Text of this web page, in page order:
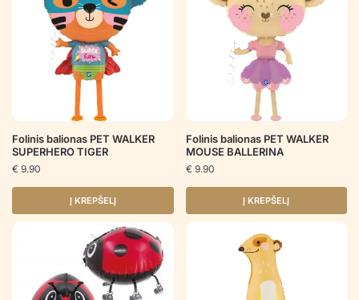
Folinis balionas PET WALKER
SUPERHERO TIGER
€ 9.90
Į KREPŠELĮ
Folinis balionas PET WALKER
MOUSE BALLERINA
€ 9.90
Į KREPŠELĮ